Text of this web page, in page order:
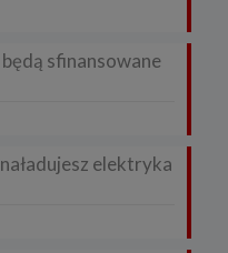
sfinansowane
elektryka